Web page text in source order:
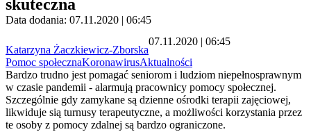
skuteczna
Data dodania: 07.11.2020 | 06:45
Katarzyna Żaczkiewicz-Zborska
07.11.2020 | 06:45
Pomoc społecznaKoronawirusAktualności
Bardzo trudno jest pomagać seniorom i ludziom niepełnosprawnym
w czasie pandemii - alarmują pracownicy pomocy społecznej.
Szczególnie gdy zamykane są dzienne ośrodki terapii zajęciowej,
likwiduje sią turnusy terapeutyczne, a możliwości korzystania przez
te osoby z pomocy zdalnej są bardzo ograniczone.